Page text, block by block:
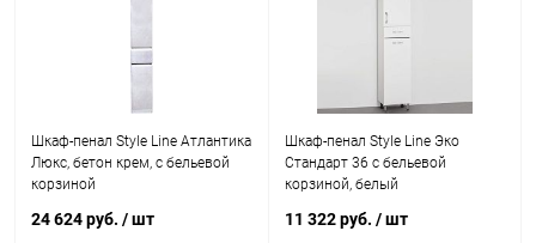
Шкаф-пенал Style Line Атлантика
Люкс, бетон крем, с бельевой
корзиной
24 624 руб. / шт
Шкаф-пенал Style Line Эко
Стандарт 36 с бельевой
корзиной, белый
11 322 руб. / шт